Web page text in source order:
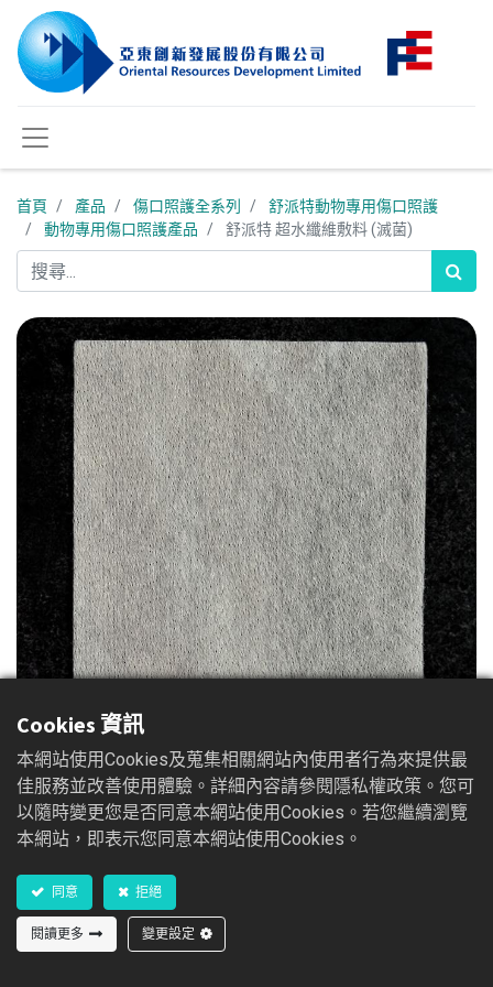
首頁 產品 傷口照護全系列
舒派特動物專用傷口照護
動物專用傷口照護產品
舒派特 超水纖維敷料 (滅菌)
舒派特 超水纖維敷料 (滅菌)
舒派特超水纖維敷料由天然纖維纖維素衍生物組成，是一種
舒適柔軟的無菌不織布型態敷料，使用時可緊密地服貼於傷
口上，吸收力強，能夠吸收傷口的滲出液，形成一層凝膠，
此凝膠使傷口表面保持濕潤，有助於傷口癒合，幫助清除傷
口壞死組織，而不會損害新生組織，避免傷口二次傷害。此
基本敷料必須搭配覆蓋敷料一起使用。
Cookies 資訊
本網站使用Cookies及蒐集相關網站內使用者行為來提供最
佳服務並改善使用體驗。詳細內容請參閱隱私權政策。您可
以隨時變更您是否同意本網站使用Cookies。若您繼續瀏覽
本網站，即表示您同意本網站使用Cookies。
同意 拒絕
閱讀更多 變更設定